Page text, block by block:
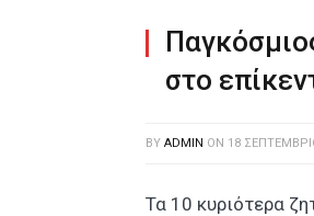
στο
BY ADMIN ON 18
Τα 10 κυριότερα